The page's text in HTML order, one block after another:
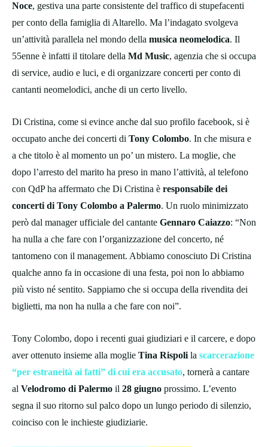
Noce, gestiva una parte consistente del traffico di stupefacenti
per conto della famiglia di Altarello. Ma l’indagato svolgeva
un’attività parallela nel mondo della musica neomelodica. Il
55enne è infatti il titolare della Md Music, agenzia che si occupa
di service, audio e luci, e di organizzare concerti per conto di
cantanti neomelodici, anche di un certo livello.
Di Cristina, come si evince anche dal suo profilo facebook, si è
occupato anche dei concerti di Tony Colombo. In che misura e
a che titolo è al momento un po’ un mistero. La moglie, che
dopo l’arresto del marito ha preso in mano l’attività, al telefono
con QdP ha affermato che Di Cristina è responsabile dei
concerti di Tony Colombo a Palermo. Un ruolo minimizzato
però dal manager ufficiale del cantante Gennaro Caiazzo: “Non
ha nulla a che fare con l’organizzazione del concerto, né
tantomeno con il management. Abbiamo conosciuto Di Cristina
qualche anno fa in occasione di una festa, poi non lo abbiamo
più visto né sentito. Sappiamo che si occupa della rivendita dei
biglietti, ma non ha nulla a che fare con noi”.
Tony Colombo, dopo i recenti guai giudiziari e il carcere, e dopo
aver ottenuto insieme alla moglie Tina Rispoli la scarcerazione
“per estraneità ai fatti” di cui era accusato, tornerà a cantare
al Velodromo di Palermo il 28 giugno prossimo. L’evento
segna il suo ritorno sul palco dopo un lungo periodo di silenzio,
coinciso con le inchieste giudiziarie.